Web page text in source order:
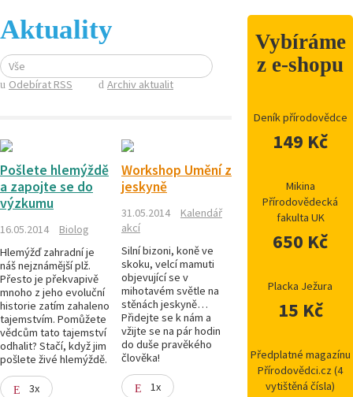
Aktuality
Vše
Odebírat RSS
Archiv aktualit
Pošlete hlemýždě
a zapojte se do
výzkumu
16.05.2014
Biolog
Hlemýžď zahradní je
náš nejznámější plž.
Přesto je překvapivě
mnoho z jeho evoluční
historie zatím zahaleno
tajemstvím. Pomůžete
vědcům tato tajemství
odhalit? Stačí, když jim
pošlete živé hlemýždě.
3x
Workshop Umění z
jeskyně
31.05.2014
Kalendář
akcí
Silní bizoni, koně ve
skoku, velcí mamuti
objevující se v
mihotavém světle na
stěnách jeskyně…
Přidejte se k nám a
vžijte se na pár hodin
do duše pravěkého
člověka!
1x
Vybíráme
z e-shopu
Deník přírodovědce
149 Kč
Mikina
Přírodovědecká
fakulta UK
650 Kč
Placka Ježura
15 Kč
Předplatné magazínu
Přírodovědci.cz (4
vytištěná čísla)